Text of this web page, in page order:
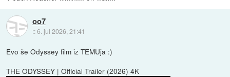
oo7
::6. jul 2026, 21:41
Evo še Odyssey film iz TEMUja :)
THE ODYSSEY | Official Trailer (2026) 4K